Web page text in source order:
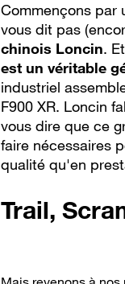
Commençons par
vous dit pas
chinois Loncin.
est un véritable
industriel
F900 XR. Loncin
vous dire que ce
faire nécessaires
qualité qu'en
Trail,